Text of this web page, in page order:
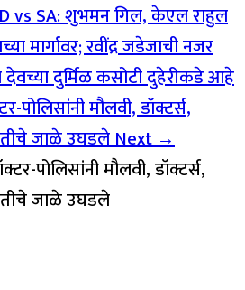
vs SA: शुभमन गिल, केएल राहुल
मार्गावर; रवींद्र जडेजाची नजर
देवच्या दुर्मिळ कसोटी दुहेरीकडे आहे
पोलिसांनी मौलवी, डॉक्टर्स,
जाळे उघडलेNext →